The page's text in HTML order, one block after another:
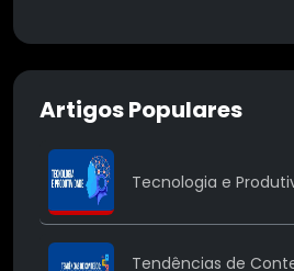
Artigos Populares
Tecnologia e
Tendências de